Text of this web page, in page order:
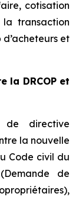
cotisation
transaction
et
la DRCOP et
de directive
la nouvelle
Code civil du
Demande de
),